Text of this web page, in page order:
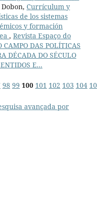
Currículum y
de los sistemas
y formación
, Revista Espaço do
DAS POLÍTICAS
DÉCADA DO SÉCULO
E...
98 99 100 101 102 103 104
avançada por